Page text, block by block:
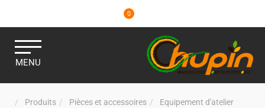
0
MENU
Produits Pièces et accessoires
Equipement d'atelier